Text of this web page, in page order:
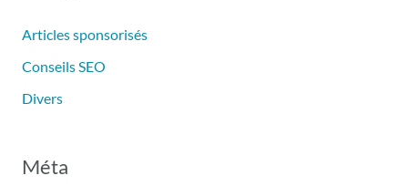
Articles sponsorisés
Conseils SEO
Divers
Méta